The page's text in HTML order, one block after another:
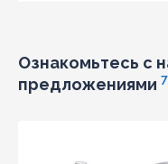
Ознакомьтесь с
предложениями